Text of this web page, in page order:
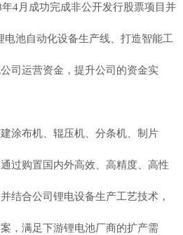
4月成功完成非公开发行股票项目并
电池自动化设备生产线、打造智能工
司运营资金，提升公司的资金实
涂布机、辊压机、分条机、制片
过购置国内外高效、高精度、高性
结合公司锂电设备生产工艺技术，
，满足下游锂电池厂商的扩产需